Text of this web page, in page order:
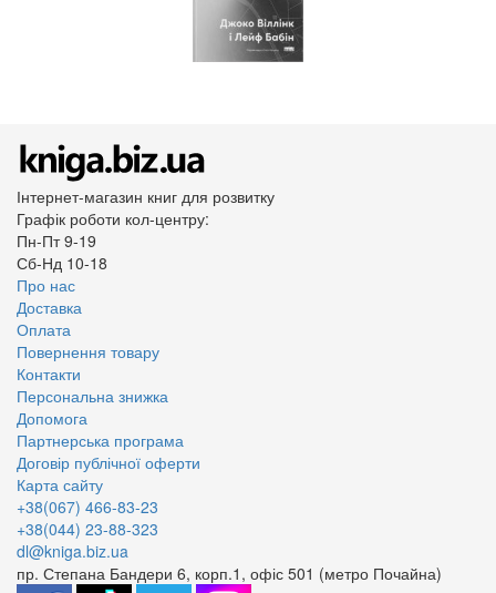
Інтернет-магазин книг для розвитку
Графік роботи кол-центру:
Пн-Пт 9-19
Сб-Нд 10-18
Про нас
Доставка
Оплата
Повернення товару
Контакти
Персональна знижка
Допомога
Партнерська програма
Договір публічної оферти
Карта сайту
+38(067) 466-83-23
+38(044) 23-88-323
dl@kniga.biz.ua
пр. Степана Бандери 6, корп.1, офіс 501 (метро Почайна)